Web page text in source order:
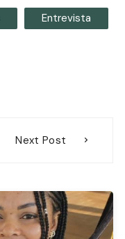
Entrevista
Next Post